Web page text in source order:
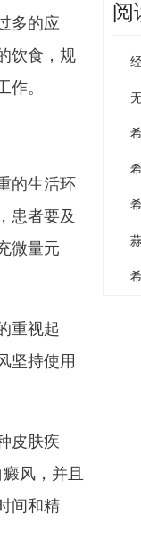
多的应
饮食，规
。
的生活环
患者要及
微量元
重视起
坚持使用
皮肤疾
风，并且
间和精
阅